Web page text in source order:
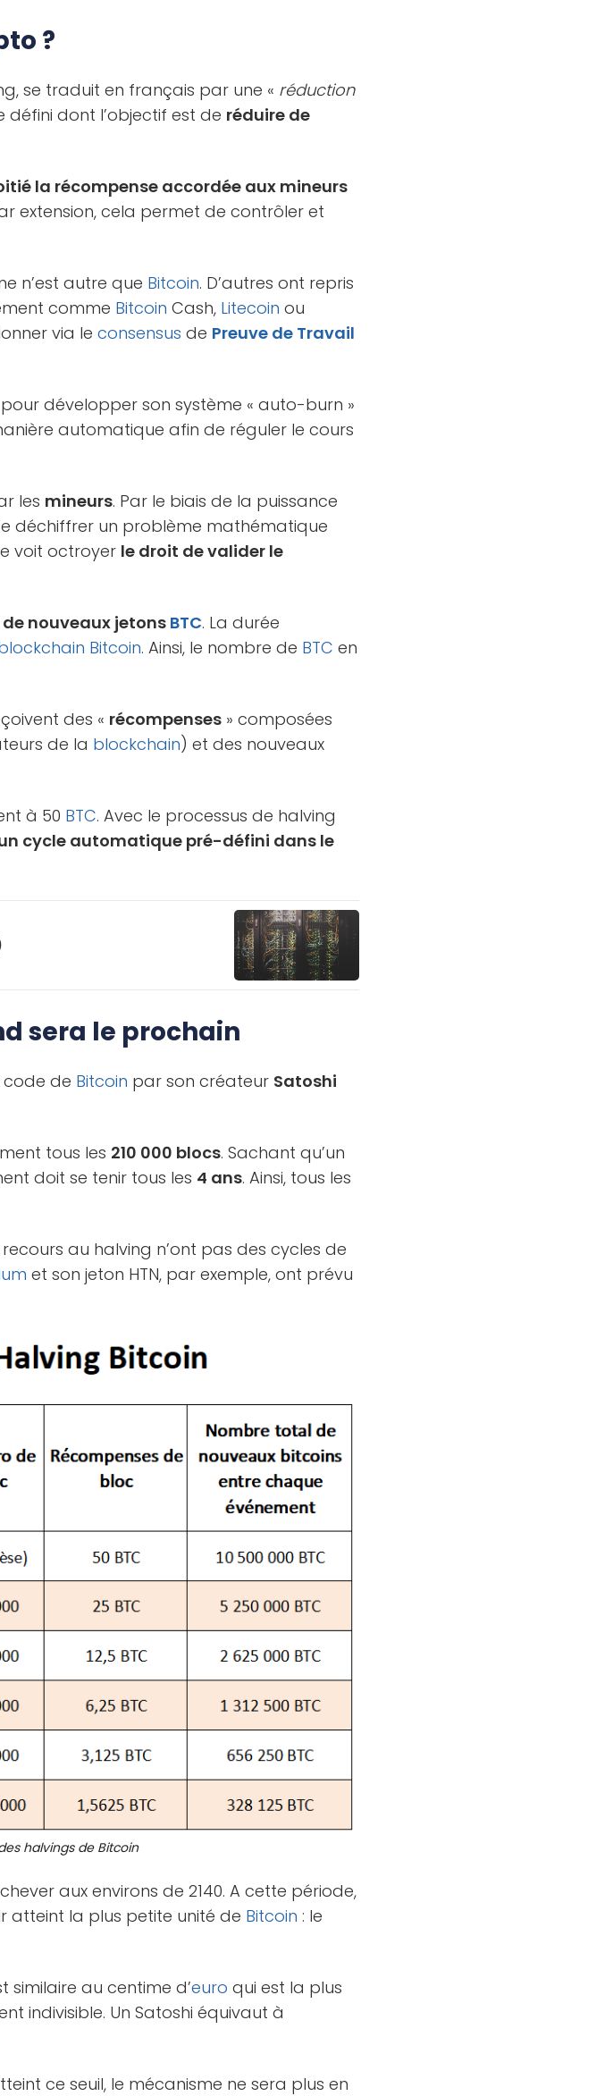
?
se traduit en français par une « réduction
défini dont l’objectif est de réduire de
la récompense accordée aux mineurs
extension, cela permet de contrôler et
n’est autre que Bitcoin. D’autres ont repris
comme Bitcoin Cash, Litecoin ou
via leconsensus de Preuve de Travail
développer son système « auto-burn »
automatique afin de réguler le cours
les mineurs. Par le biais de la puissance
déchiffrer un problème mathématique
voit octroyer le droit de valider le
nouveaux jetonsBTC. La durée
Bitcoin. Ainsi, le nombre de BTC en
des « récompenses » composées
de la blockchain) et des nouveaux
à 50 BTC. Avec le processus de halving
cycle automatique pré-défini dans le
sera le prochain
code de Bitcoin par son créateur Satoshi
tous les 210 000 blocs. Sachant qu’un
doit se tenir tous les 4 ans. Ainsi, tous les
au halving n’ont pas des cycles de
et son jeton HTN, par exemple, ont prévu
halvings de Bitcoin
aux environs de 2140. A cette période,
atteint la plus petite unité de Bitcoin : le
similaire au centime d’euro qui est la plus
indivisible. Un Satoshi équivaut à
ce seuil, le mécanisme ne sera plus en